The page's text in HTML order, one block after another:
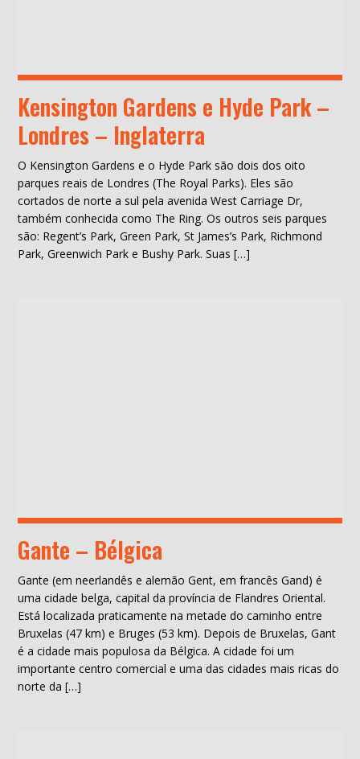
Kensington Gardens e Hyde Park –
Londres – Inglaterra
O Kensington Gardens e o Hyde Park são dois dos oito
parques reais de Londres (The Royal Parks). Eles são
cortados de norte a sul pela avenida West Carriage Dr,
também conhecida como The Ring. Os outros seis parques
são: Regent’s Park, Green Park, St James’s Park, Richmond
Park, Greenwich Park e Bushy Park. Suas […]
Gante – Bélgica
Gante (em neerlandês e alemão Gent, em francês Gand) é
uma cidade belga, capital da província de Flandres Oriental.
Está localizada praticamente na metade do caminho entre
Bruxelas (47 km) e Bruges (53 km). Depois de Bruxelas, Gant
é a cidade mais populosa da Bélgica. A cidade foi um
importante centro comercial e uma das cidades mais ricas do
norte da […]